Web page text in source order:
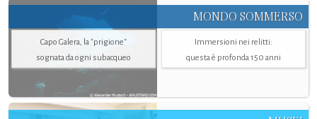
MONDO SOMMERSO
Capo Galera, la "prigione"
sognata da ogni subacqueo
Immersioni nei relitti:
questa è profonda 150 anni